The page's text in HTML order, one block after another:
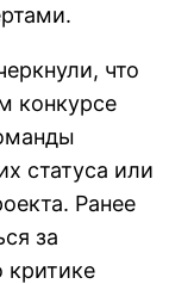
что
конкурсе
статуса или
Ранее
за
критике